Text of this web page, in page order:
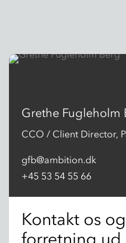
Grethe Fugleholm
CCO / Client Director,
gfb@ambition.dk​
+45 53 54 55 66
Kontakt os